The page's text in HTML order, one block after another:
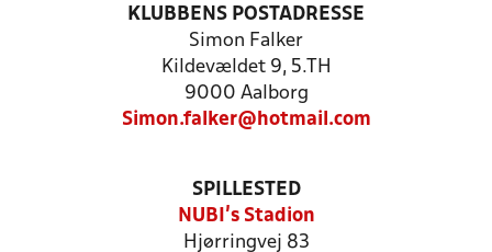
KLUBBENS POSTADRESSE
Simon Falker
Kildevældet 9, 5.TH
9000 Aalborg
Simon.falker@hotmail.com
SPILLESTED
NUBI's Stadion
Hjørringvej 83